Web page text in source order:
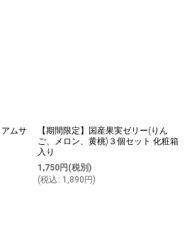
アムサ
【期間限定】国産果実ゼリー(りん
ご、メロン、黄桃)３個セット 化粧箱
入り
1,750円 (税別)
(税込 : 1,890 円)